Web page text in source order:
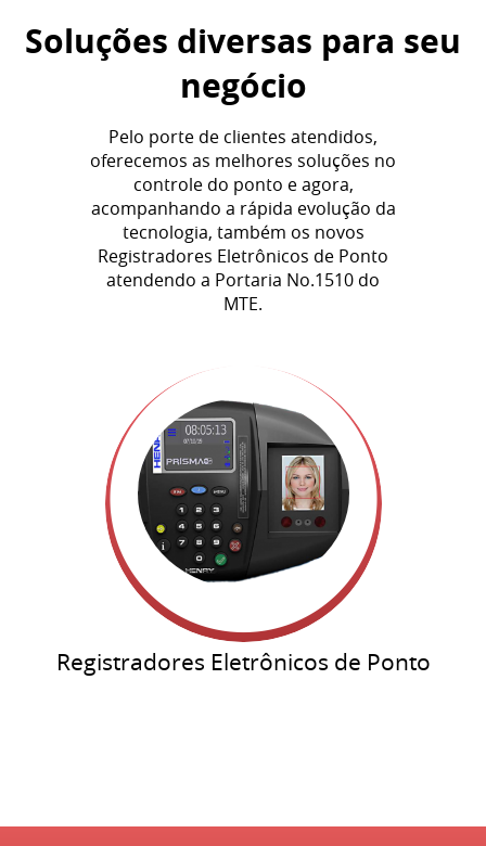
Soluções diversas para seu
negócio
Pelo porte de clientes atendidos,
oferecemos as melhores soluções no
controle do ponto e agora,
acompanhando a rápida evolução da
tecnologia, também os novos
Registradores Eletrônicos de Ponto
atendendo a Portaria No.1510 do
MTE.
Registradores Eletrônicos de Ponto